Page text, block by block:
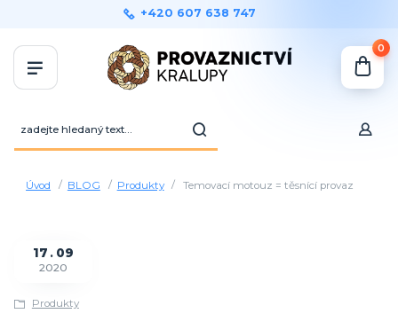
+420 607 638 747
0
Úvod BLOG Produkty Temovací motouz = těsnící provaz
17 09
2020
Produkty